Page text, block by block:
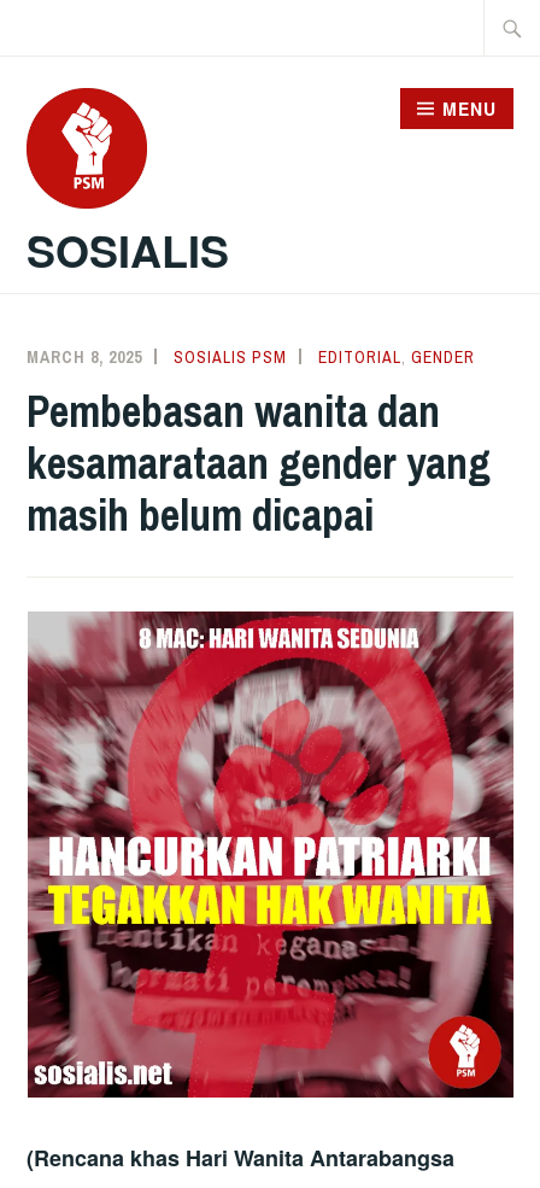
content
SOSIALIS
MENU
MARCH 8, 2025 SOSIALIS PSM EDITORIAL ,GENDER
Pembebasan wanita dan
kesamarataan gender yang
masih belum dicapai
(Rencana khas Hari WanitaAntarabangsa